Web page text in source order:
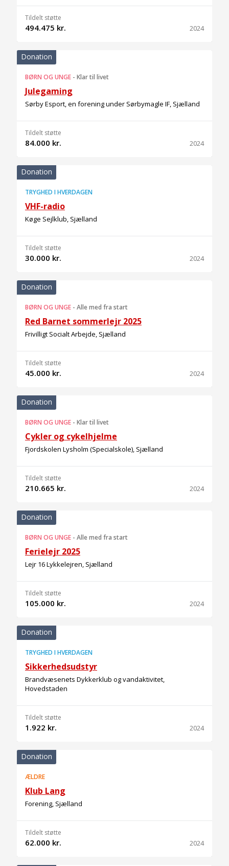
Tildelt støtte
494.475 kr. 2024
Donation
BØRN OG UNGE - Klar til livet
Julegaming
Sørby Esport, en forening under Sørbymagle IF, Sjælland
Tildelt støtte
84.000 kr. 2024
Donation
TRYGHED I HVERDAGEN
VHF-radio
Køge Sejlklub, Sjælland
Tildelt støtte
30.000 kr. 2024
Donation
BØRN OG UNGE - Alle med fra start
Red Barnet sommerlejr 2025
Frivilligt Socialt Arbejde, Sjælland
Tildelt støtte
45.000 kr. 2024
Donation
BØRN OG UNGE - Klar til livet
Cykler og cykelhjelme
Fjordskolen Lysholm (Specialskole), Sjælland
Tildelt støtte
210.665 kr. 2024
Donation
BØRN OG UNGE - Alle med fra start
Ferielejr 2025
Lejr 16 Lykkelejren, Sjælland
Tildelt støtte
105.000 kr. 2024
Donation
TRYGHED I HVERDAGEN
Sikkerhedsudstyr
Brandvæsenets Dykkerklub og vandaktivitet,
Hovedstaden
Tildelt støtte
1.922 kr. 2024
Donation
ÆLDRE
Klub Lang
Forening, Sjælland
Tildelt støtte
62.000 kr. 2024